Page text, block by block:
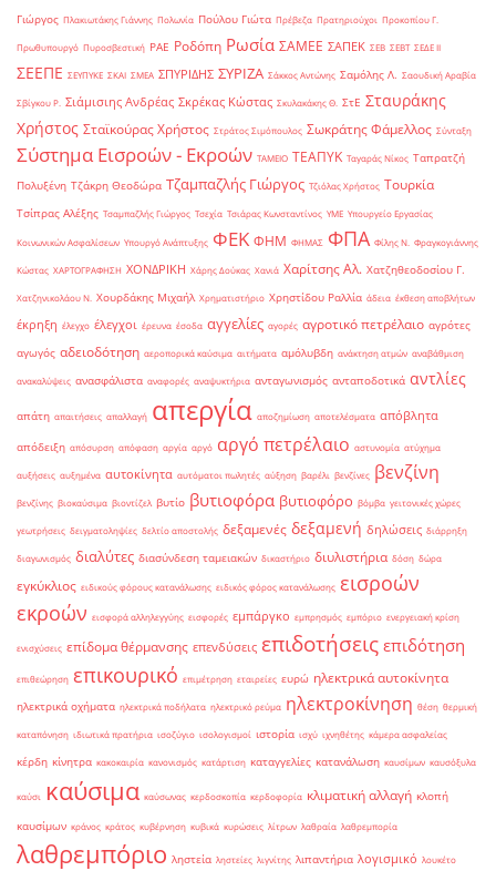
Γιώργος Πλακιωτάκης Γιάννης Πολωνία Πούλου Γιώτα Πρέβεζα Πρατηριούχοι Προκοπίου Γ.
Πρωθυπουργό Πυροσβεστική ΡΑΕ Ροδόπη Ρωσία ΣΑΜΕΕ ΣΑΠΕΚ ΣΕΒ ΣΕΒΤ ΣΕΔΕ ΙΙ
ΣΕΕΠΕ ΣΕΥΠΥΚΕ ΣΚΑΙ ΣΜΕΑ ΣΠΥΡΙΔΗΣ ΣΥΡΙΖΑ Σάκκος Αντώνης Σαμόλης Λ. Σαουδική Αραβία
Σβίγκου Ρ. Σιάμισιης Ανδρέας Σκρέκας Κώστας Σκυλακάκης Θ. ΣτΕ Σταυράκης
Χρήστος Σταϊκούρας Χρήστος Στράτος Σιμόπουλος Σωκράτης Φάμελλος Σύνταξη
Σύστημα Εισροών - Εκροών ΤΑΜΕΙΟ ΤΕΑΠΥΚ Ταγαράς Νίκος Ταπρατζή
Πολυξένη Τζάκρη Θεοδώρα Τζαμπαζλής Γιώργος Τζιόλας Χρήστος Τουρκία
Τσίπρας Αλέξης Τσαμπαζλής Γιώργος Τσεχία Τσιάρας Κωνσταντίνος ΥΜΕ Υπουργείο Εργασίας
Κοινωνικών Ασφαλίσεων Υπουργό Ανάπτυξης ΦΕΚ ΦΗΜ ΦΗΜΑΣ ΦΠΑ Φίλης Ν. Φραγκογιάννης
Κώστας ΧΑΡΤΟΓΡΑΦΗΣΗ ΧΟΝΔΡΙΚΗ Χάρης Δούκας Χανιά Χαρίτσης Αλ. Χατζηθεοδοσίου Γ.
Χατζηνικολάου Ν. Χουρδάκης Μιχαήλ Χρηματιστήριο Χρηστίδου Ραλλία άδεια έκθεση αποβλήτων
έκρηξη έλεγχο έλεγχοι έρευνα έσοδα αγγελίες αγορές αγροτικό πετρέλαιο αγρότες
αγωγός αδειοδότηση αεροπορικά καύσιμα αιτήματα αμόλυβδη ανάκτηση ατμών αναβάθμιση
ανακαλύψεις ανασφάλιστα αναφορές αναψυκτήρια ανταγωνισμός ανταποδοτικά αντλίες
απάτη απαιτήσεις απαλλαγή απεργία αποζημίωση αποτελέσματα απόβλητα
απόδειξη απόσυρση απόφαση αργία αργό αργό πετρέλαιο αστυνομία ατύχημα
αυξήσεις αυξημένα αυτοκίνητα αυτόματοι πωλητές αύξηση βαρέλι βενζίνες βενζίνη
βενζίνης βιοκαύσιμα βιοντίζελ βυτίο βυτιοφόρα βυτιοφόρο βόμβα γειτονικές χώρες
γεωτρήσεις δειγματοληψίες δελτίο αποστολής δεξαμενές δεξαμενή δηλώσεις διάρρηξη
διαγωνισμός διαλύτες διασύνδεση ταμειακών δικαστήριο διυλιστήρια δόση δώρα
εγκύκλιος ειδικούς φόρους κατανάλωσης ειδικός φόρος κατανάλωσης εισροών
εκροών εισφορά αλληλεγγύης εισφορές εμπάργκο εμπρησμός εμπόριο ενεργειακή κρίση
ενισχύσεις επίδομα θέρμανσης επενδύσεις επιδοτήσεις επιδότηση
επιθεώρηση επικουρικό επιμέτρηση εταιρείες ευρώ ηλεκτρικά αυτοκίνητα
ηλεκτρικά οχήματα ηλεκτρικά ποδήλατα ηλεκτρικό ρεύμα ηλεκτροκίνηση θέση θερμική
καταπόνηση ιδιωτικά πρατήρια ισοζύγιο ισολογισμοί ιστορία ισχύ ιχνηθέτης κάμερα ασφαλείας
κέρδη κίνητρα κακοκαιρία κανονισμός κατάρτιση καταγγελίες κατανάλωση καυσίμων καυσόξυλα
καύσι καύσιμα καύσωνας κερδοσκοπία κερδοφορία κλιματική αλλαγή κλοπή
καυσίμων κράνος κράτος κυβέρνηση κυβικά κυρώσεις λίτρων λαθραία λαθρεμπορία
λαθρεμπόριο ληστεία ληστείες λιγνίτης λιπαντήρια λογισμικό λουκέτο